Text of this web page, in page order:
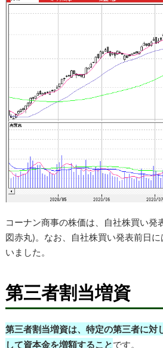
コーナン商事の株価は、自社株買い発
図赤丸)。なお、自社株買い発表前日
いました。
第三者割当増資
第三者割当増資は、特定の第三者に対
して資本金を増額することです。